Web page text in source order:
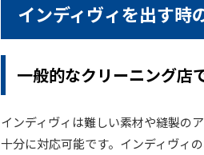
インディヴィを出す時
一般的なクリーニング店
インディヴィは難しい素材や縫製の
十分に対応可能です。インディヴィ